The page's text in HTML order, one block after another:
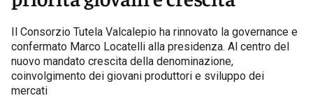
Il Consorzio Tutela Valcalepio ha rinnovato la governance e
confermato Marco Locatelli alla presidenza. Al centro del
nuovo mandato crescita della denominazione,
coinvolgimento dei giovani produttori e sviluppo dei
mercati